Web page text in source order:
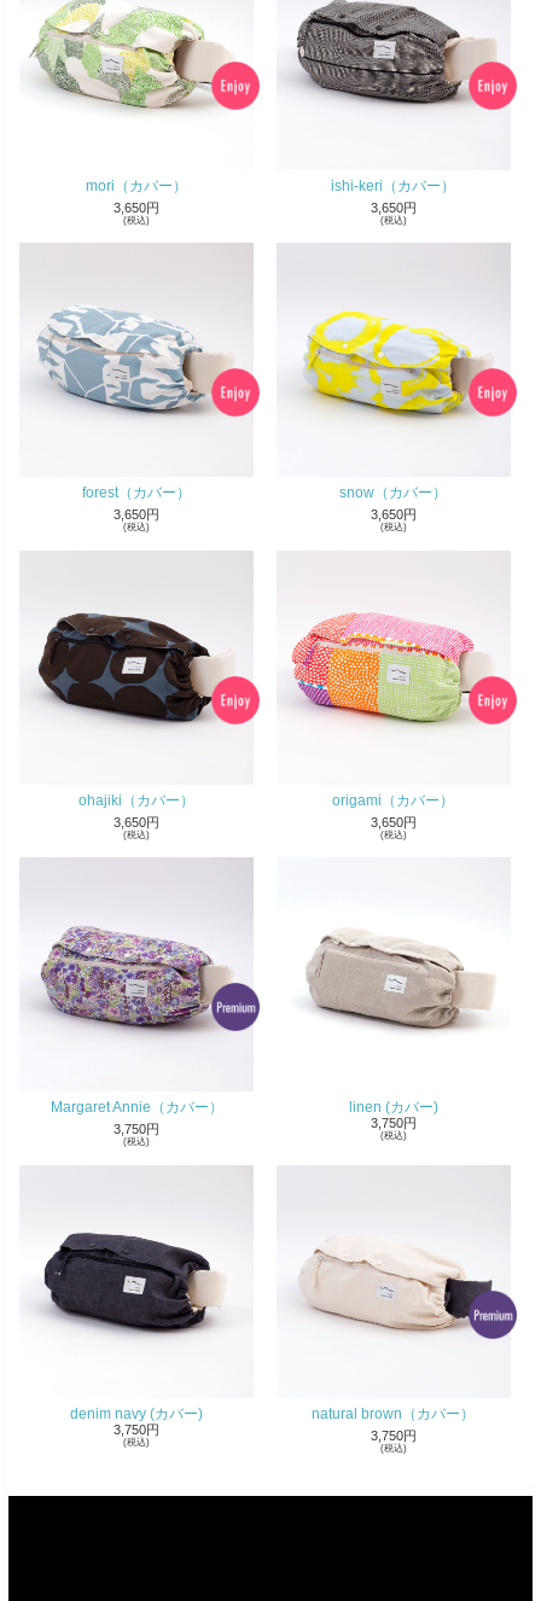
mori（カバー）
3,650円
(税込)
ishi-keri（カバー）
3,650円
(税込)
forest（カバー）
3,650円
(税込)
snow（カバー）
3,650円
(税込)
ohajiki（カバー）
3,650円
(税込)
origami（カバー）
3,650円
(税込)
Margaret Annie（カバー）
3,750円
(税込)
linen (カバー)
3,750円
(税込)
denim navy (カバー)
3,750円
(税込)
natural brown（カバー）
3,750円
(税込)